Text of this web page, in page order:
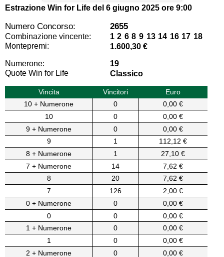
Estrazione Win for Life del 6 giugno 2025 ore 9:00
Numero Concorso: 2655
Combinazione vincente:
1 2 6 8 9 13 14 16 17 18
Montepremi:
1.600,30 €
Numerone:
19
Quote Win for Life
Classico
Vincita Vincitori
Euro
10 + Numerone
0
0,00 €
10
0
0,00 €
9 + Numerone
0
0,00 €
9
1
112,12 €
8 + Numerone
1
27,10 €
7 + Numerone
14
7,62 €
8
20
7,62 €
7
126
2,00 €
0 + Numerone
0
0,00 €
0
0
0,00 €
1 + Numerone
0
0,00 €
1
0
0,00 €
2 + Numerone
0
0,00 €